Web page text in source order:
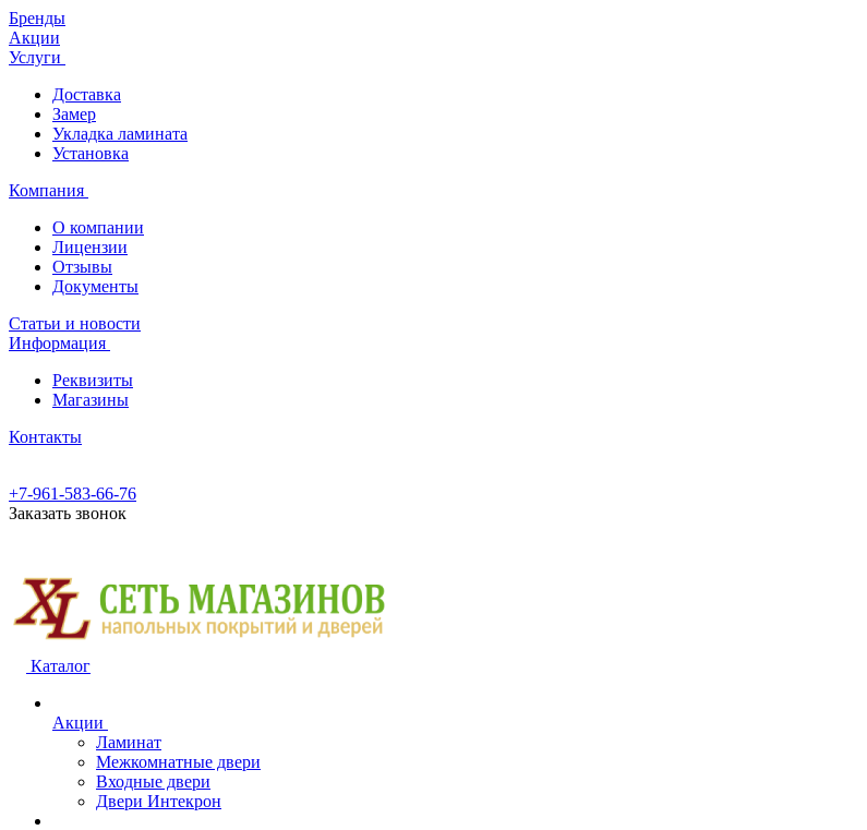
Бренды
Акции
Услуги
Доставка
Замер
Укладка ламината
Установка
Компания
О компании
Лицензии
Отзывы
Документы
Статьи и новости
Информация
Реквизиты
Магазины
Контакты
+7-961-583-66-76
Заказать звонок
Каталог
Акции
Ламинат
Межкомнатные двери
Входные двери
Двери Интекрон